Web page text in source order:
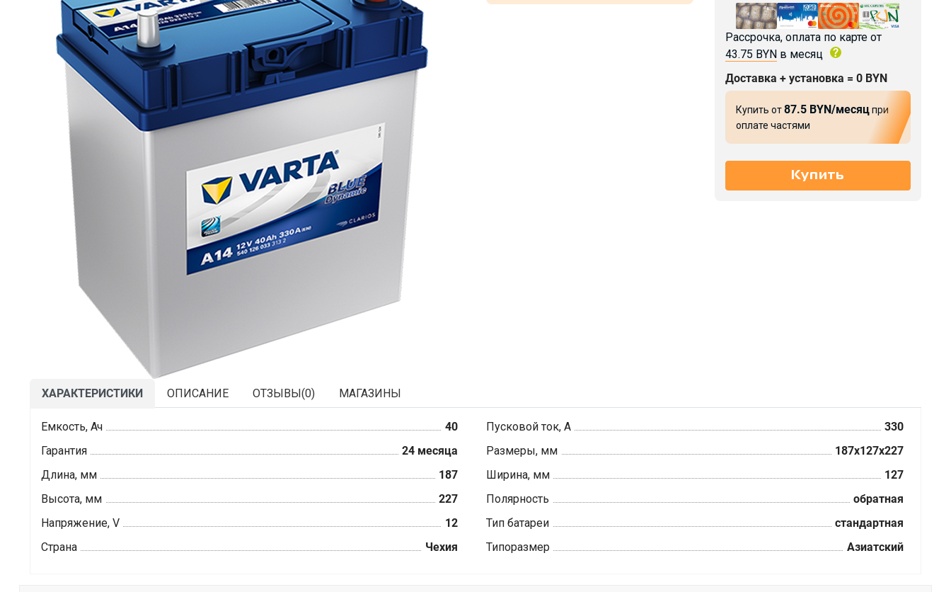
Рассрочка, оплата по карте от
43.75 BYNв месяц
Доставка + установка = 0 BYN
Купить от87.5 BYN/месяцпри
оплате частями
ХАРАКТЕРИСТИКИ ОПИСАНИЕ ОТЗЫВЫ(0) МАГАЗИНЫ
Емкость, Ач 40 Пусковой ток, А
330
Гарантия
24 месяца Размеры, мм
187x127x227
Длина, мм
187 Ширина, мм
127
Высота, мм
227 Полярность
обратная
Напряжение, V
12 Тип батареи
стандартная
Страна
Чехия Типоразмер Азиатский